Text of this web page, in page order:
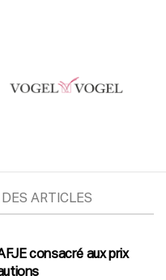
ARTICLES
consacré aux prix